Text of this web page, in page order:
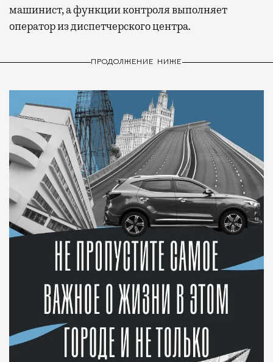
машинист, а функции контроля выполняет
оператор из диспетчерского центра.
ПРОДОЛЖЕНИЕ НИЖЕ